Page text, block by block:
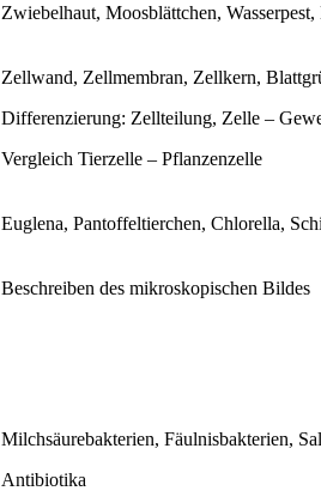
Zwiebelhaut, Moosblättchen,
Zellwand, Zellmembran, Zellkern,
Differenzierung: Zellteilung, Zelle –
Vergleich Tierzelle – Pflanzenzelle
Euglena, Pantoffeltierchen, Chlorella,
Beschreiben des mikroskopischen Bildes
Milchsäurebakterien, Fäulnisbakterien,
Antibiotika